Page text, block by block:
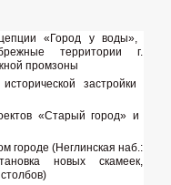
«Город у воды»,
территории г.
промзоны
застройки
«Старый город» и
городе (Неглинская наб.:
новых скамеек,